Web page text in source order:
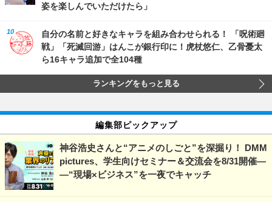
姿を楽しんでいただけたら」
自分の名前と好きなキャラを組み合わせられる！ 「呪術廻
戦」「死滅回游」はんこが銀行印に！虎杖悠仁、乙骨憂太
ら16キャラ追加で全104種
ランキングをもっと見る
編集部ピックアップ
神谷浩史さんと“アニメのしごと”を深掘り！ DMM
pictures、学生向けセミナー＆交流会を8/31開催―
―“現場×ビジネス”を一夜でキャッチ